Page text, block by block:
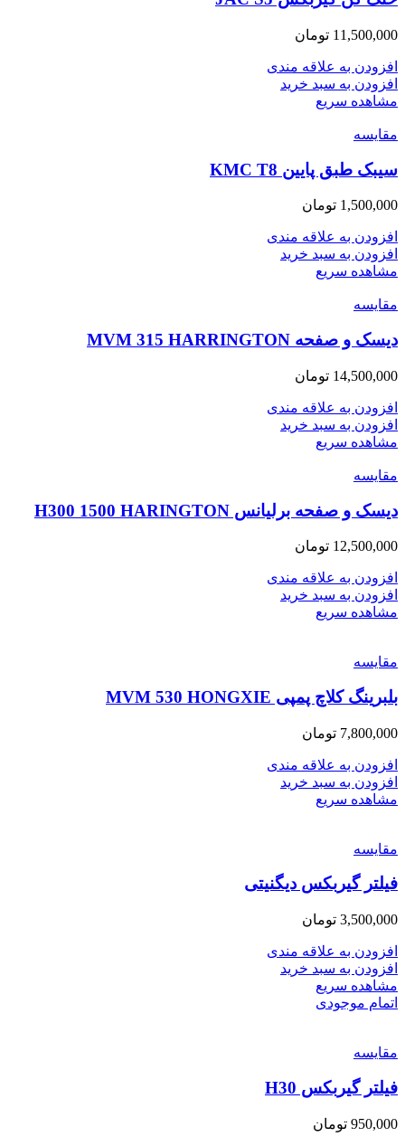
11,500,000 تومان
افزودن به علاقه مندی
افزودن به سبد خرید
مشاهده سریع
مقایسه
سیبک طبق پایین KMC T8
1,500,000 تومان
افزودن به علاقه مندی
افزودن به سبد خرید
مشاهده سریع
مقایسه
دیسک و صفحه MVM 315 HARRINGTON
14,500,000 تومان
افزودن به علاقه مندی
افزودن به سبد خرید
مشاهده سریع
مقایسه
دیسک و صفحه برلیانس H300 1500 HARINGTON
12,500,000 تومان
افزودن به علاقه مندی
افزودن به سبد خرید
مشاهده سریع
مقایسه
بلبرینگ کلاچ پمپی MVM 530 HONGXIE
7,800,000 تومان
افزودن به علاقه مندی
افزودن به سبد خرید
مشاهده سریع
مقایسه
فیلتر گیربکس دیگنیتی
3,500,000 تومان
افزودن به علاقه مندی
افزودن به سبد خرید
مشاهده سریع
اتمام موجودی
مقایسه
فیلتر گیربکس H30
950,000 تومان